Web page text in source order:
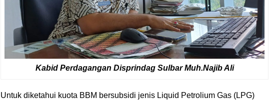
Kabid Perdagangan Disprindag Sulbar Muh.Najib Ali
Untuk diketahui kuota BBM bersubsidi jenis Liquid Petrolium Gas (LPG)